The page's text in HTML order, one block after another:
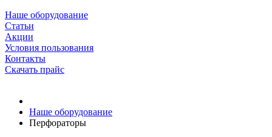
Наше оборудование
Статьи
Акции
Условия пользования
Контакты
Скачать прайс
Наше оборудование
Перфораторы